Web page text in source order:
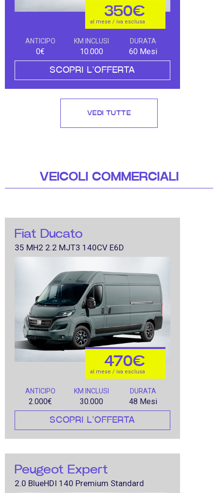
350€
al mese / iva esclusa
ANTICIPO
0€
KM INCLUSI
10.000
DURATA
60 Mesi
SCOPRI L'OFFERTA
VEDI TUTTE
VEICOLI COMMERCIALI
Fiat Ducato
35 MH2 2.2 MJT3 140CV E6D
470€
al mese / iva esclusa
ANTICIPO
2.000€
KM INCLUSI
30.000
DURATA
48 Mesi
SCOPRI L'OFFERTA
Peugeot Expert
2.0 BlueHDI 140 Premium Standard